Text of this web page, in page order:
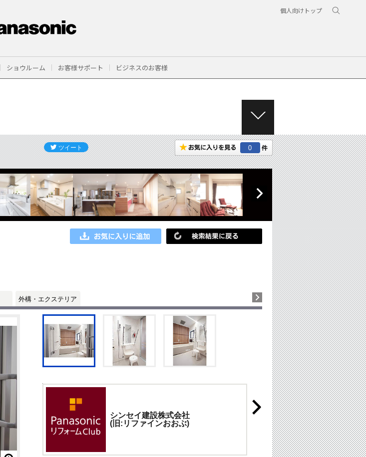
個人向けトップ
ショウルーム お客様サポート ビジネスのお客様
E
N 0
外構・エクステリア
シンセイ建設株式会社
(旧:リファインおおぶ)